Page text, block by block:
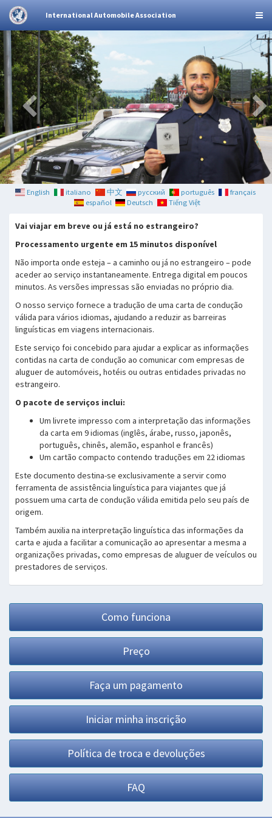
International Automobile Association
English italiano 中文 русский português
français
español
Deutsch Tiếng Việt
Vai viajar em breve ou já está no estrangeiro?
Processamento urgente em 15 minutos disponível
Não importa onde esteja – a caminho ou já no estrangeiro – pode
aceder ao serviço instantaneamente. Entrega digital em poucos
minutos. As versões impressas são enviadas no próprio dia.
O nosso serviço fornece a tradução de uma carta de condução
válida para vários idiomas, ajudando a reduzir as barreiras
linguísticas em viagens internacionais.
Este serviço foi concebido para ajudar a explicar as informações
contidas na carta de condução ao comunicar com empresas de
aluguer de automóveis, hotéis ou outras entidades privadas no
estrangeiro.
O pacote de serviços inclui:
Um livrete impresso com a interpretação das informações
da carta em 9 idiomas (inglês, árabe, russo, japonês,
português, chinês, alemão, espanhol e francês)
Um cartão compacto contendo traduções em 22 idiomas
Este documento destina-se exclusivamente a servir como
ferramenta de assistência linguística para viajantes que já
possuem uma carta de condução válida emitida pelo seu país de
origem.
Também auxilia na interpretação linguística das informações da
carta e ajuda a facilitar a comunicação ao apresentar a mesma a
organizações privadas, como empresas de aluguer de veículos ou
prestadores de serviços.
Como funciona
Preço
Faça um pagamento
Iniciar minha inscrição
Política de troca e devoluções
FAQ